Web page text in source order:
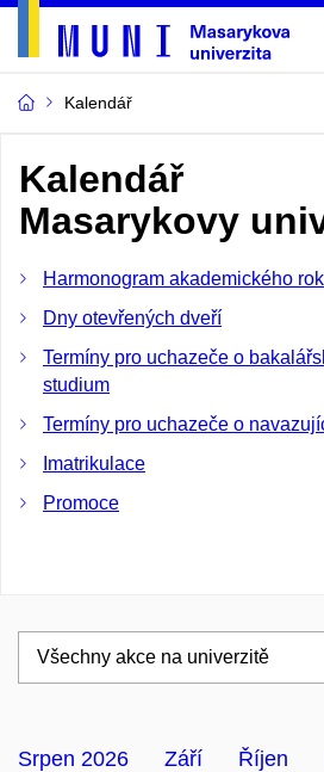
Kalendář
Kalendář
Masarykovy
Harmonogram akademického
Dny otevřených dveří
Termíny pro uchazeče o
studium
Termíny pro uchazeče o
Imatrikulace
Promoce
Srpen 2026 Září Říjen